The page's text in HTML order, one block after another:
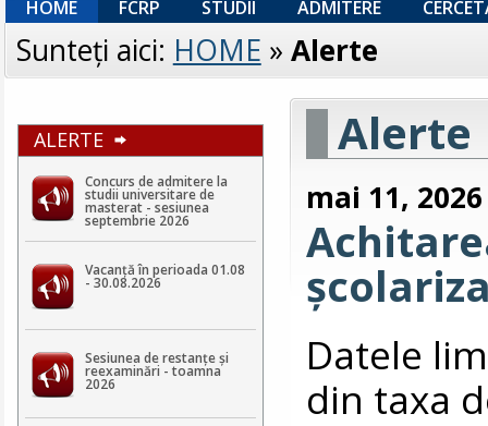
HOME FCRP STUDII ADMITERE
Sunteţi aici: HOME » Alerte
ALERTE
Concurs de admitere la
studii universitare de
masterat - sesiunea
septembrie 2026
Vacanță în perioada 01.08
- 30.08.2026
Sesiunea de restanțe și
reexaminări - toamna
2026
Alerte
mai 11, 2026
Datele
din taxa